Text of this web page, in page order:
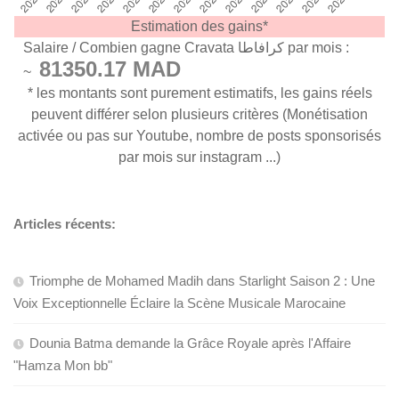
Estimation des gains*
Salaire / Combien gagne Cravata كرافاطا par mois :
~ 81350.17 MAD
* les montants sont purement estimatifs, les gains réels
peuvent différer selon plusieurs critères (Monétisation
activée ou pas sur Youtube, nombre de posts sponsorisés
par mois sur instagram ...)
Articles récents:
Triomphe de Mohamed Madih dans Starlight Saison 2 : Une
Voix Exceptionnelle Éclaire la Scène Musicale Marocaine
Dounia Batma demande la Grâce Royale après l'Affaire
"Hamza Mon bb"